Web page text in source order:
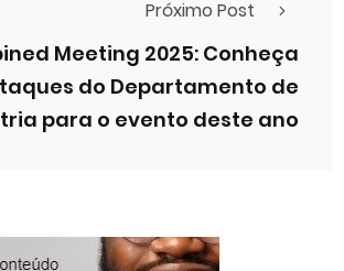
Próximo Post
Meeting 2025: Conheça
do Departamento de
para o evento deste ano